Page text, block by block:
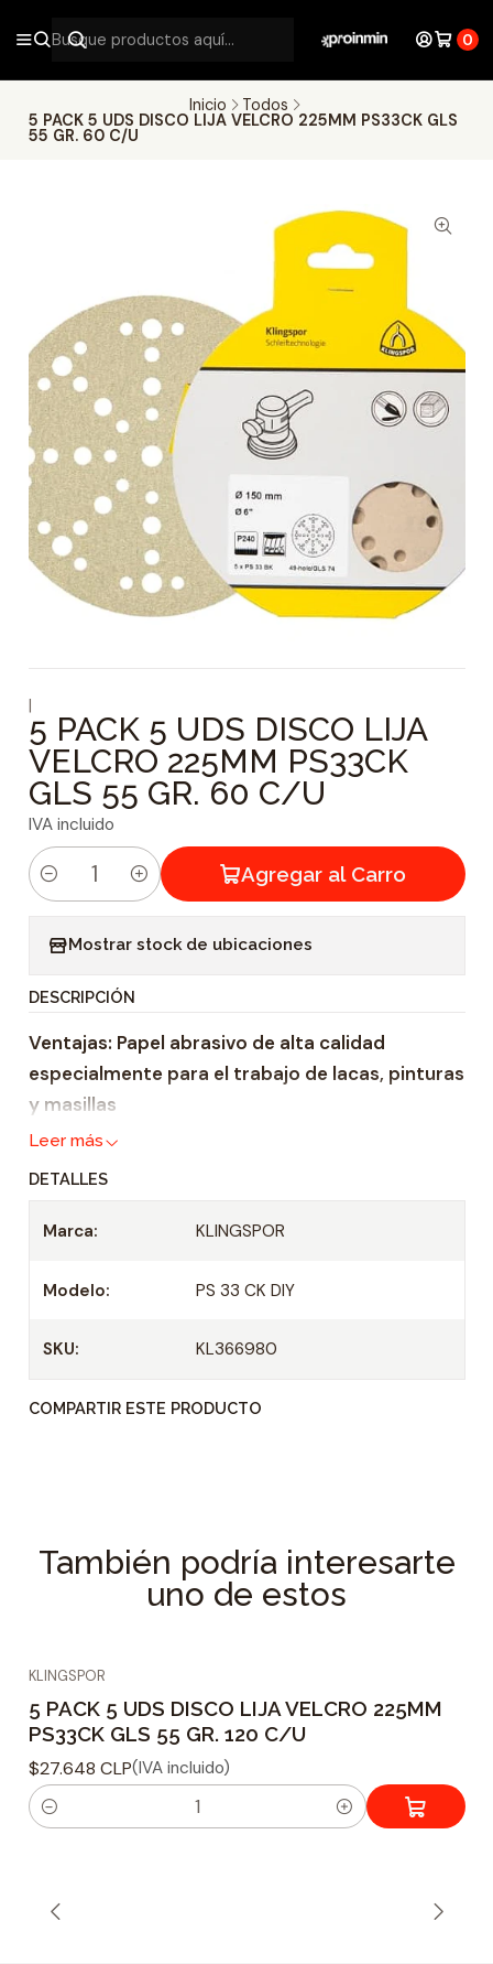
0
Inicio
Todos
5 PACK 5 UDS DISCO LIJA VELCRO 225MM PS33CK GLS
55 GR. 60 C/U
|
5 PACK 5 UDS DISCO LIJA
VELCRO 225MM PS33CK
GLS 55 GR. 60 C/U
IVA incluido
C
i
d
a
d
Agregar al Carro
Mostrar stock de ubicaciones
DESCRIPCIÓN
Ventajas: Papel abrasivo de alta calidad
especialmente para el trabajo de lacas, pinturas
y masillas
Leer más
DETALLES
Marca: KLINGSPOR
Modelo: PS 33 CK DIY
SKU: KL366980
COMPARTIR ESTE PRODUCTO
También podría interesarte
uno de estos
KLINGSPOR
5 PACK 5 UDS DISCO LIJA VELCRO 225MM
PS33CK GLS 55 GR. 120 C/U
$27.648 CLP(IVA incluido)
C